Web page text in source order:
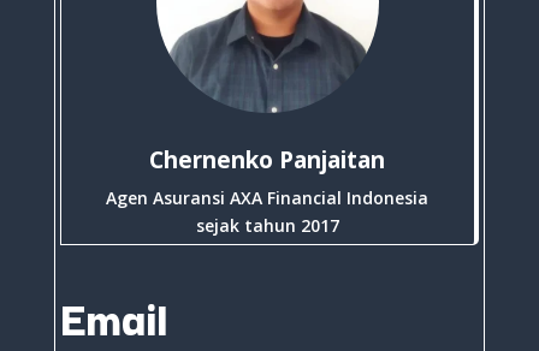
Chernenko Panjaitan
Agen Asuransi AXA Financial Indonesia
sejak tahun 2017
Email